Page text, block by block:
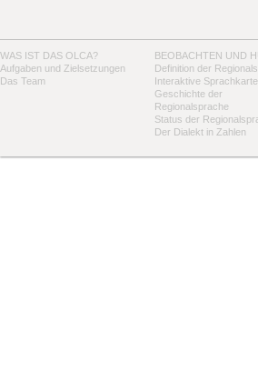
WAS IST DAS OLCA?
Aufgaben und Zielsetzungen
Das Team
BEOBACHTEN UND
Definition der
Interaktive Sprachkarte
Geschichte der
Regionalsprache
Status der
Der Dialekt in Zahlen